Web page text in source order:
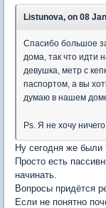
Listunova, on 08
Спасибо большое
дома, так что идти
девушка, метр с
паспортом, а вы
думаю в нашем
Ps. Я не хочу
Ну сегодня же были
Просто есть
начинать.
Вопросы придётся
Если не понятно